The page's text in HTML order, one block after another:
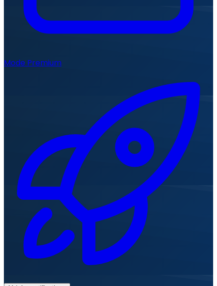
Mode Premium